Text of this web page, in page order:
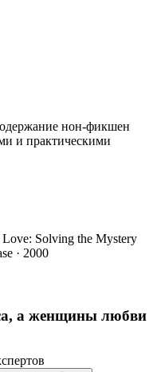
нон-фикшен
и практическими
Solving the Mystery
· 2000
а женщины любви